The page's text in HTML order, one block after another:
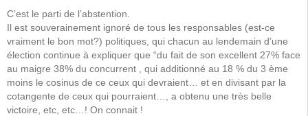
C’est le parti de l’abstention.
Il est souverainement ignoré de tous les responsables (est-ce
vraiment le bon mot?) politiques, qui chacun au lendemain d’une
élection continue à expliquer que “du fait de son excellent 27% face
au maigre 38% du concurrent , qui additionné au 18 % du 3 ème
moins le cosinus de ce ceux qui devraient… et en divisant par la
cotangente de ceux qui pourraient…, a obtenu une très belle
victoire, etc, etc…! On connait !